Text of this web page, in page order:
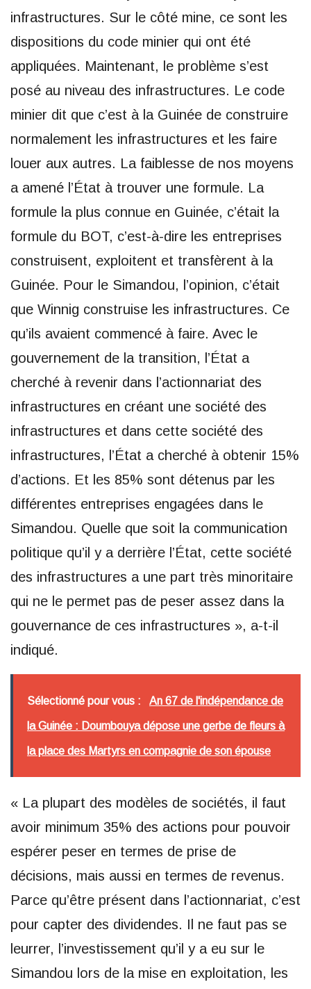
infrastructures. Sur le côté mine, ce sont les
dispositions du code minier qui ont été
appliquées. Maintenant, le problème s’est
posé au niveau des infrastructures. Le code
minier dit que c’est à la Guinée de construire
normalement les infrastructures et les faire
louer aux autres. La faiblesse de nos moyens
a amené l’État à trouver une formule. La
formule la plus connue en Guinée, c’était la
formule du BOT, c’est-à-dire les entreprises
construisent, exploitent et transfèrent à la
Guinée. Pour le Simandou, l’opinion, c’était
que Winnig construise les infrastructures. Ce
qu’ils avaient commencé à faire. Avec le
gouvernement de la transition, l’État a
cherché à revenir dans l’actionnariat des
infrastructures en créant une société des
infrastructures et dans cette société des
infrastructures, l’État a cherché à obtenir 15%
d’actions. Et les 85% sont détenus par les
différentes entreprises engagées dans le
Simandou. Quelle que soit la communication
politique qu’il y a derrière l’État, cette société
des infrastructures a une part très minoritaire
qui ne le permet pas de peser assez dans la
gouvernance de ces infrastructures », a-t-il
indiqué.
Sélectionné pour vous : An 67 de l'indépendance de
la Guinée : Doumbouya dépose une gerbe de fleurs à
la place des Martyrs en compagnie de son épouse
« La plupart des modèles de sociétés, il faut
avoir minimum 35% des actions pour pouvoir
espérer peser en termes de prise de
décisions, mais aussi en termes de revenus.
Parce qu’être présent dans l’actionnariat, c’est
pour capter des dividendes. Il ne faut pas se
leurrer, l’investissement qu’il y a eu sur le
Simandou lors de la mise en exploitation, les